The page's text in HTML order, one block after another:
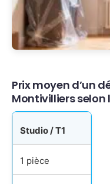
Prix moyen d’un
Montivilliers selon
Studio / T1
1 pièce